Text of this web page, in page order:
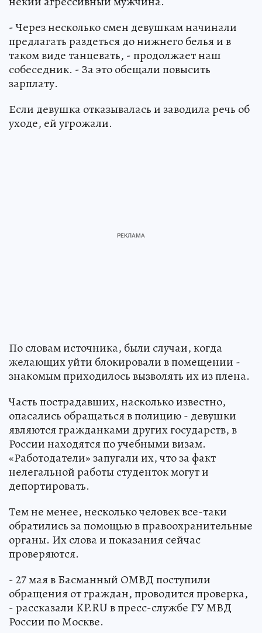
- Через несколько смен девушкам начинали
предлагать раздеться до нижнего белья и в
таком виде танцевать, - продолжает наш
собеседник. - За это обещали повысить
зарплату.
Если девушка отказывалась и заводила речь об
уходе, ей угрожали.
По словам источника, были случаи, когда
желающих уйти блокировали в помещении -
знакомым приходилось вызволять их из плена.
Часть пострадавших, насколько известно,
опасались обращаться в полицию - девушки
являются гражданками других государств, в
России находятся по учебными визам.
«Работодатели» запугали их, что за факт
нелегальной работы студенток могут и
депортировать.
Тем не менее, несколько человек все-таки
обратились за помощью в правоохранительные
органы. Их слова и показания сейчас
проверяются.
- 27 мая в Басманный ОМВД поступили
обращения от граждан, проводится проверка,
- рассказали KP.RU в пресс-службе ГУ МВД
России по Москве.